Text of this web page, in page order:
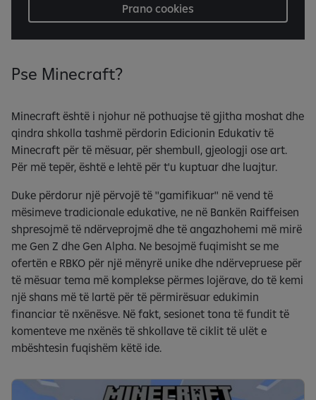
Prano cookies
Pse Minecraft?
Minecraft është i njohur në pothuajse të gjitha moshat dhe
qindra shkolla tashmë përdorin Edicionin Edukativ të
Minecraft për të mësuar, për shembull, gjeologji ose art.
Për më tepër, është e lehtë për t'u kuptuar dhe luajtur.
Duke përdorur një përvojë të ''gamifikuar'' në vend të
mësimeve tradicionale edukative, ne në Bankën Raiffeisen
shpresojmë të ndërveprojmë dhe të angazhohemi më mirë
me Gen Z dhe Gen Alpha. Ne besojmë fuqimisht se me
ofertën e RBKO për një mënyrë unike dhe ndërvepruese për
të mësuar tema më komplekse përmes lojërave, do të kemi
një shans më të lartë për të përmirësuar edukimin
financiar të nxënësve. Në fakt, sesionet tona të fundit të
komenteve me nxënës të shkollave të ciklit të ulët e
mbështesin fuqishëm këtë ide.